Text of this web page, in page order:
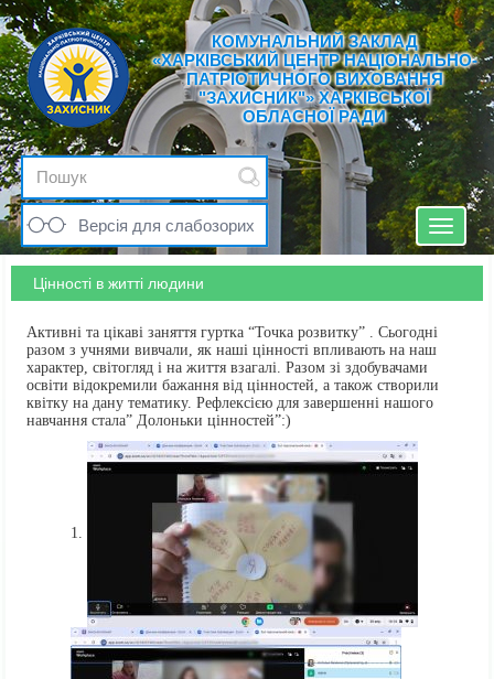
КОМУНАЛЬНИЙ ЗАКЛАД
«ХАРКІВСЬКИЙ ЦЕНТР НАЦІОНАЛЬНО-
ПАТРІОТИЧНОГО ВИХОВАННЯ
"ЗАХИСНИК"» ХАРКІВСЬКОЇ
ОБЛАСНОЇ РАДИ
Версія для слабозорих
Toggle
Цінності в житті людини
Активні та цікаві заняття гуртка “Точка розвитку” . Сьогодні
разом з учнями вивчали, як наші цінності впливають на наш
характер, світогляд і на життя взагалі. Разом зі здобувачами
освіти відокремили бажання від цінностей, а також створили
квітку на дану тематику. Рефлексією для завершенні нашого
навчання стала” Долоньки цінностей”:)